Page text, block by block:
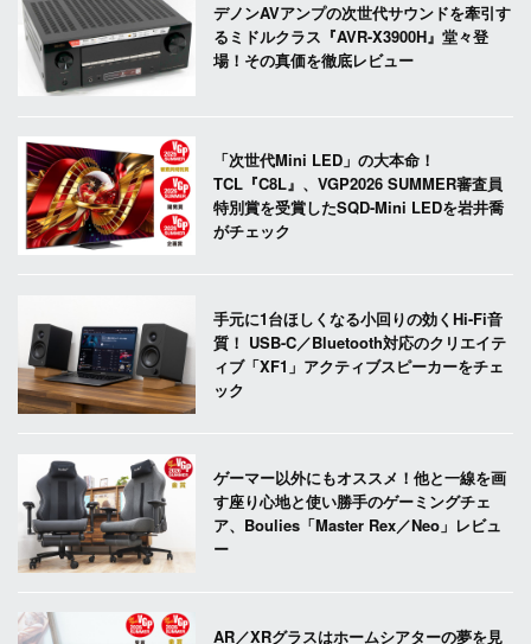
デノンAVアンプの次世代サウンドを牽引す
るミドルクラス『AVR-X3900H』堂々登
場！その真価を徹底レビュー
「次世代Mini LED」の大本命！
TCL『C8L』、VGP2026 SUMMER審査員
特別賞を受賞したSQD-Mini LEDを岩井喬
がチェック
手元に1台ほしくなる小回りの効くHi-Fi音
質！ USB-C／Bluetooth対応のクリエイテ
ィブ「XF1」アクティブスピーカーをチェ
ック
ゲーマー以外にもオススメ！他と一線を画
す座り心地と使い勝手のゲーミングチェ
ア、Boulies「Master Rex／Neo」レビュ
ー
AR／XRグラスはホームシアターの夢を見